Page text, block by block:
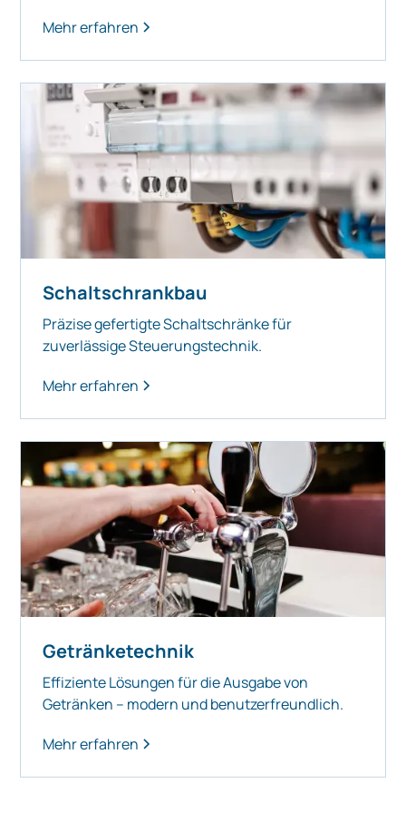
Mehr erfahren
Schaltschrankbau
Präzise gefertigte Schaltschränke für
zuverlässige Steuerungstechnik.
Mehr erfahren
Getränketechnik
Effiziente Lösungen für die Ausgabe von
Getränken – modern und benutzerfreundlich.
Mehr erfahren